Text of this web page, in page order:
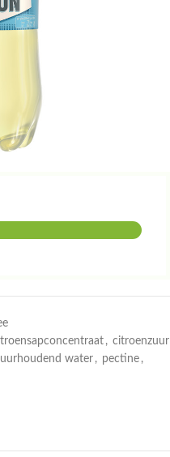
, citroenzuur
water , pectine ,